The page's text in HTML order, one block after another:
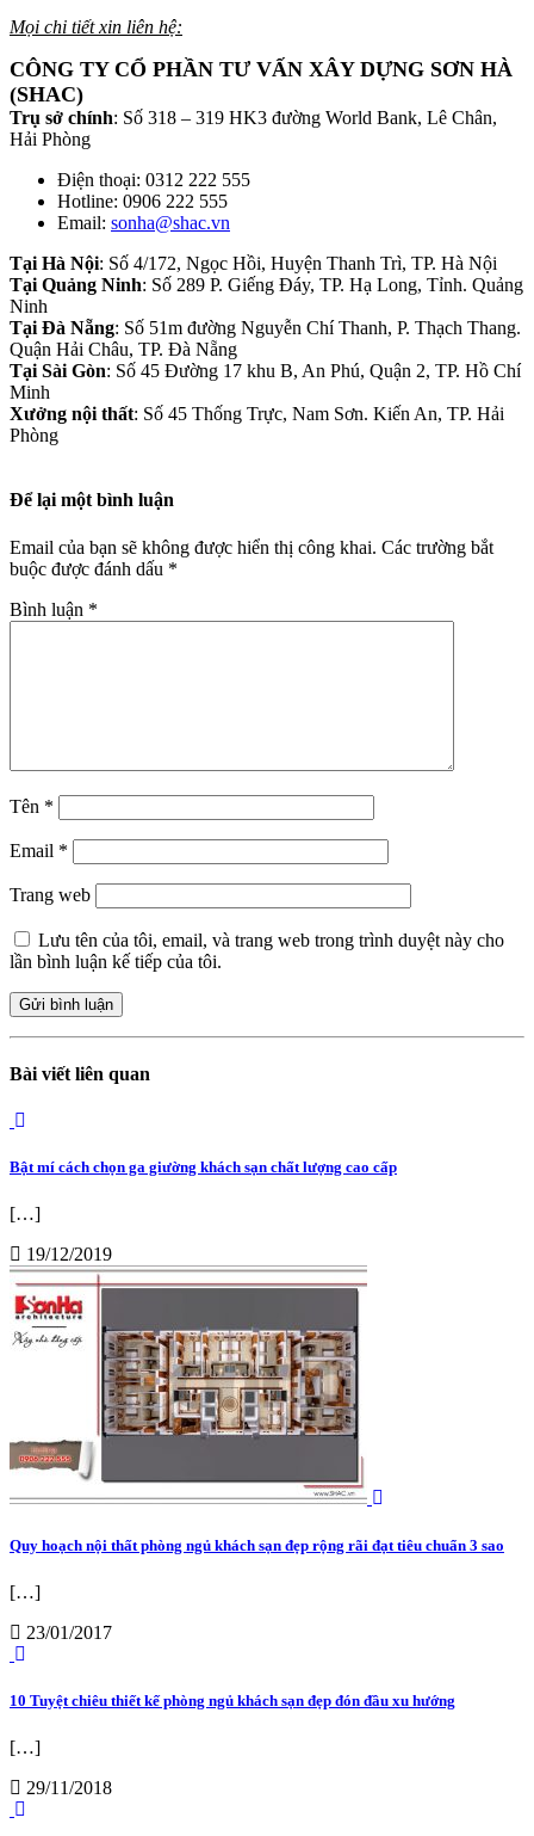
Mọi chi tiết xin liên hệ:
CÔNG TY CỔ PHẦN TƯ VẤN XÂY DỰNG SƠN HÀ
(SHAC)
Trụ sở chính: Số 318 – 319 HK3 đường World Bank, Lê Chân,
Hải Phòng
Điện thoại: 0312 222 555
Hotline: 0906 222 555
Email: sonha@shac.vn
Tại Hà Nội: Số 4/172, Ngọc Hồi, Huyện Thanh Trì, TP. Hà Nội
Tại Quảng Ninh: Số 289 P. Giếng Đáy, TP. Hạ Long, Tỉnh. Quảng
Ninh
Tại Đà Nẵng: Số 51m đường Nguyễn Chí Thanh, P. Thạch Thang.
Quận Hải Châu, TP. Đà Nẵng
Tại Sài Gòn: Số 45 Đường 17 khu B, An Phú, Quận 2, TP. Hồ Chí
Minh
Xưởng nội thất: Số 45 Thống Trực, Nam Sơn. Kiến An, TP. Hải
Phòng
Để lại một bình luận
Email của bạn sẽ không được hiển thị công khai. Các trường bắt
buộc được đánh dấu *
Bình luận *
Tên *
Email *
Trang web
Lưu tên của tôi, email, và trang web trong trình duyệt này cho
lần bình luận kế tiếp của tôi.
Bài viết liên quan
Bật mí cách chọn ga giường khách sạn chất lượng cao cấp
[…]
19/12/2019
Quy hoạch nội thất phòng ngủ khách sạn đẹp rộng rãi đạt tiêu chuẩn 3 sao
[…]
23/01/2017
10 Tuyệt chiêu thiết kế phòng ngủ khách sạn đẹp đón đầu xu hướng
[…]
29/11/2018